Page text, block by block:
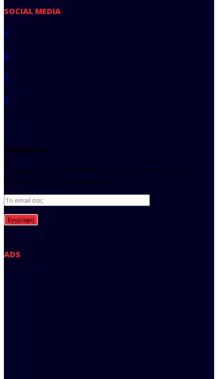
SOCIAL MEDIA
NEWSLETTER
Εγγραφείτε στο Newsletter του regista και μείνετε
ενημερωμένοι για όλα τα νέα.
ADS